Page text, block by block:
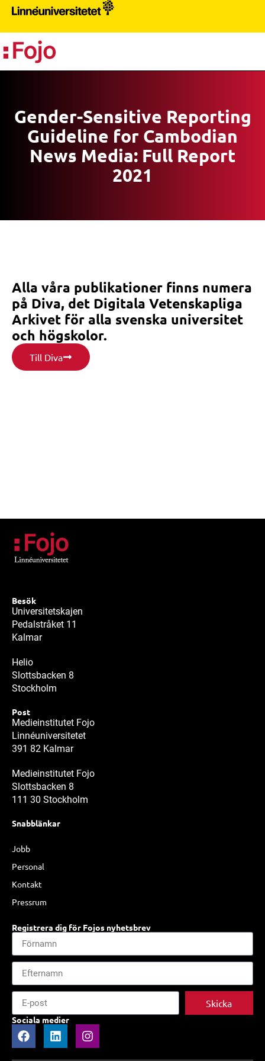
Gender-Sensitive Reporting
Guideline for Cambodian
News Media: Full Report
2021
Alla våra publikationer finns numera
på Diva, det Digitala Vetenskapliga
Arkivet för alla svenska universitet
och högskolor.
Till Diva
Besök
Universitetskajen
Pedalstråket 11
Kalmar
Helio
Slottsbacken 8
Stockholm
Post
Medieinstitutet Fojo
Linnéuniversitetet
391 82 Kalmar
Medieinstitutet Fojo
Slottsbacken 8
111 30 Stockholm
Snabblänkar
Jobb
Personal
Kontakt
Pressrum
Registrera dig för Fojos nyhetsbrev
Skicka
Sociala medier